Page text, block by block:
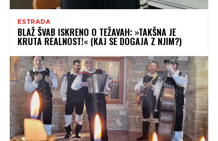
ESTRADA
BLAŽ ŠVAB ISKRENO O TEŽAVAH: »TAKŠNA JE
KRUTA REALNOST!« (KAJ SE DOGAJA Z NJIM?)